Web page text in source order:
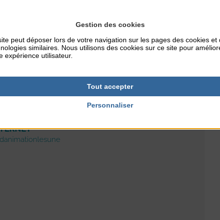
de danses seront proposés:lien
Gestion des cookies
peut déposer lors de votre navigation sur les pages des cookies et
similaires. Nous utilisons des cookies sur ce site pour
expérience utilisateur.
Tout accepter
Personnaliser